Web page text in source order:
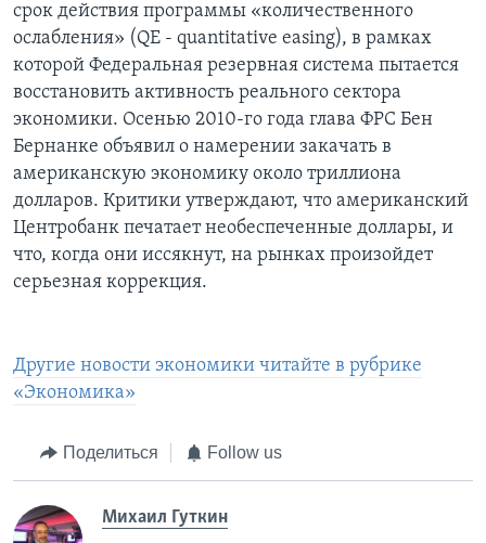
срок действия программы «количественного
ослабления» (QE - quantitative easing), в рамках
которой Федеральная резервная система пытается
восстановить активность реального сектора
экономики. Осенью 2010-го года глава ФРС Бен
Бернанке объявил о намерении закачать в
американскую экономику около триллиона
долларов. Критики утверждают, что американский
Центробанк печатает необеспеченные доллары, и
что, когда они иссякнут, на рынках произойдет
серьезная коррекция.
Другие новости экономики читайте в рубрике
«Экономика»
Поделиться Follow us
Михаил Гуткин